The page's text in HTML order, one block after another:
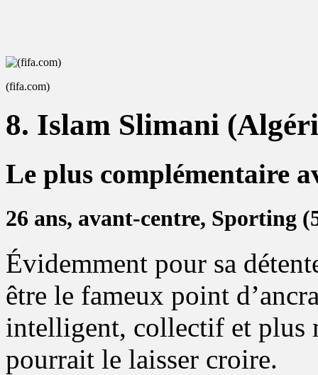
(fifa.com)
8. Islam Slimani
Le plus complémentaire
26 ans, avant-centre, Sporting
Évidemment pour sa
être le fameux point
intelligent, collectif et plus
pourrait le laisser croire.